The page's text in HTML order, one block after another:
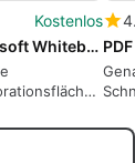
Kostenlos
Microsoft Whiteboard